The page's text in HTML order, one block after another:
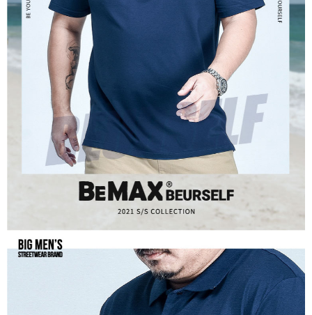
５．嚴禁一人註冊多個帳號或使用他人資訊註冊。若發現惡意使用之情形，
恩沛科技股份有限公司將有權停止該用戶之使用額度並採取法律行動。